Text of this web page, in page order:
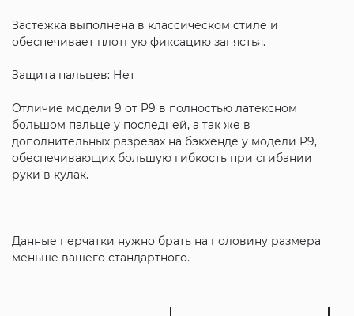
Застежка выполнена в классическом стиле и
обеспечивает плотную фиксацию запястья.
Защита пальцев: Нет
Отличие модели 9 от P9 в полностью латексном
большом пальце у последней, а так же в
дополнительных разрезах на бэкхенде у модели P9,
обеспечивающих большую гибкость при сгибании
руки в кулак.
Данные перчатки нужно брать на половину размера
меньше вашего стандартного.